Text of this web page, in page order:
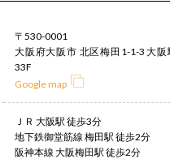
〒530-0001
大阪府大阪市 北区梅田1-1-3 大
33F
Google map
ＪＲ 大阪駅 徒歩3分
地下鉄御堂筋線 梅田駅 徒歩2分
阪神本線 大阪梅田駅 徒歩2分